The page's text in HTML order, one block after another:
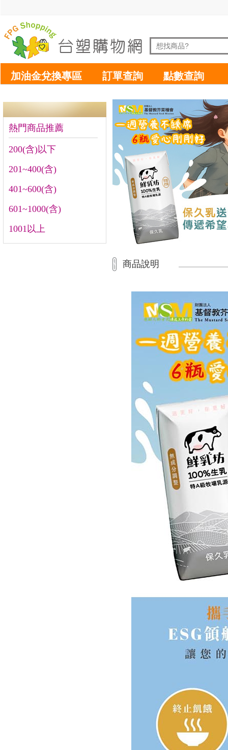
加油金兌換專區 訂單查詢 點數查詢
熱門商品推薦
200(含)以下
201~400(含)
401~600(含)
601~1000(含)
1001以上
商品說明